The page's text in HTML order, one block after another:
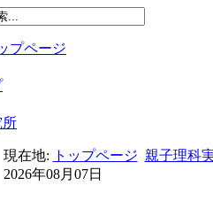
プページ
所
現在地: トップページ 親子理科
2026年08月07日